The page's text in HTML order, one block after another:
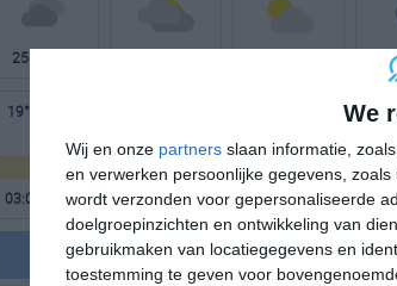
We
Wij en onze partners slaan informatie,
en verwerken persoonlijke gegevens,
wordt verzonden voor gepersonaliseerde
doelgroepinzichten en ontwikkeling van
gebruikmaken van locatiegegevens en
toestemming te geven voor
25°
19°C 23°C
03:00 06:00 09:00 12:00